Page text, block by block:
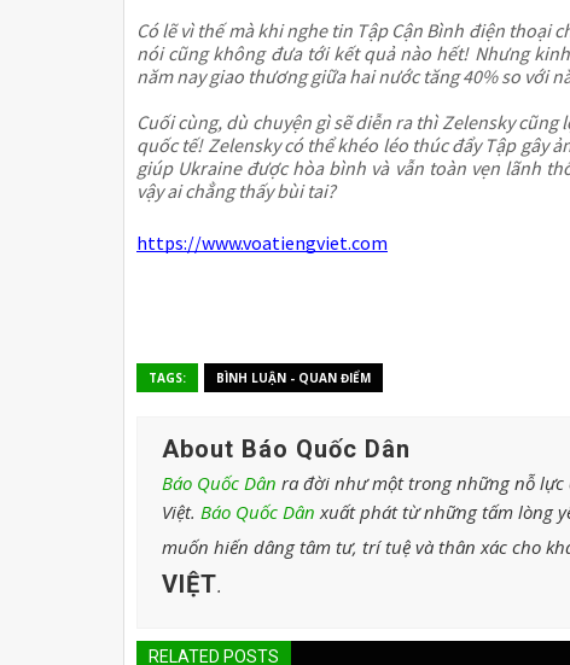
Có lẽ vì thế mà khi nghe tin Tập Cận Bình điện thoại
nói cũng không đưa tới kết quả nào hết! Nhưng
năm nay giao thương giữa hai nước tăng 40% so với
Cuối cùng, dù chuyện gì sẽ diễn ra thì Zelensky
quốc tế! Zelensky có thể khéo léo thúc đẩy Tập gây
giúp Ukraine được hòa bình và vẫn toàn vẹn lãnh
vậy ai chẳng thấy bùi tai?
https://www.voatiengviet.com
TAGS: BÌNH LUẬN - QUAN ĐIỂM
About Báo Quốc Dân
Báo Quốc Dân ra đời như một trong những nỗ lực
Việt. Báo Quốc Dân xuất phát từ những tấm lòng
muốn hiến dâng tâm tư, trí tuệ và thân xác cho
VIỆT.
RELATED POSTS